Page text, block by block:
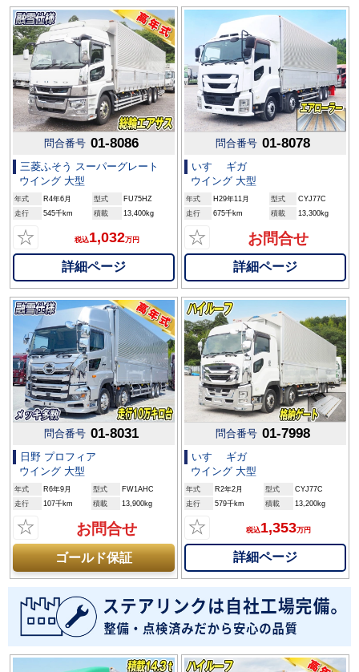
問合番号 01-8086
三菱ふそう スーパーグレート
ウイング 大型
年式 R4年6月 型式
FU75HZ
走行
545千km 積載 13,400kg
☆ 税込1,032万円
詳細ページ
問合番号 01-8078
いすゞ ギガ
ウイング 大型
年式 H29年11月 型式
CYJ77C
走行
675千km 積載 13,300kg
☆ お問合せ
詳細ページ
問合番号 01-8031
日野 プロフィア
ウイング 大型
年式 R6年9月 型式
FW1AHC
走行
107千km 積載 13,900kg
☆ お問合せ
ゴールド保証
問合番号 01-7998
いすゞ ギガ
ウイング 大型
年式 R2年2月 型式
CYJ77C
走行
579千km 積載 13,200kg
☆ 税込1,353万円
詳細ページ